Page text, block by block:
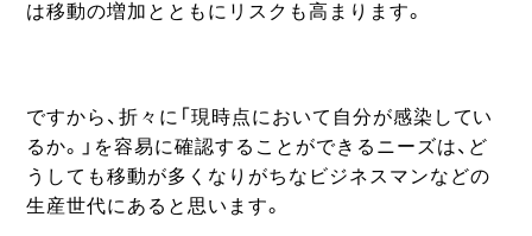
は移動の増加とともにリスクも高まります。
ですから、折々に「現時点において自分が感染してい
るか。」を容易に確認することができるニーズは、ど
うしても移動が多くなりがちなビジネスマンなどの
生産世代にあると思います。